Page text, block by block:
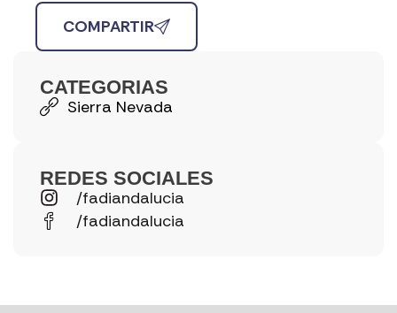
COMPARTIR
CATEGORIAS
Sierra Nevada
REDES SOCIALES
/fadiandalucia
/fadiandalucia